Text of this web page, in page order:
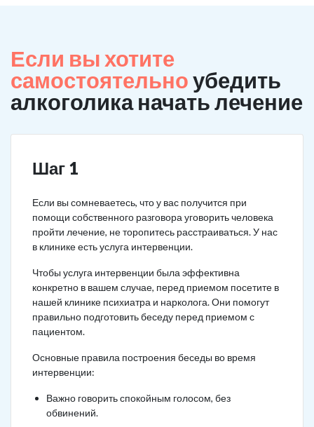
Если вы хотите
самостоятельноубедить
алкоголика начать лечение
Шаг 1
Если вы сомневаетесь, что у вас получится при
помощи собственного разговора уговорить человека
пройти лечение, не торопитесь расстраиваться. У нас
в клинике есть услуга интервенции.
Чтобы услуга интервенции была эффективна
конкретно в вашем случае, перед приемом посетите в
нашей клинике психиатра и нарколога. Они помогут
правильно подготовить беседу перед приемом с
пациентом.
Основные правила построения беседы во время
интервенции:
Важно говорить спокойным голосом, без
обвинений.